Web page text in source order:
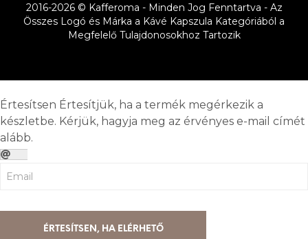
2016-2026 © Kafferoma - Minden Jog Fenntartva - Az
Összes Logó és Márka a Kávé Kapszula Kategóriából a
Megfelelő Tulajdonosokhoz Tartozik
Értesítsen Értesítjük, ha a termék megérkezik a
készletbe. Kérjük, hagyja meg az érvényes e-mail címét
alább.
ÉRTESÍTSEN, HA ELÉRHETŐ